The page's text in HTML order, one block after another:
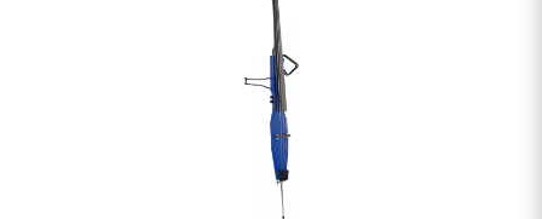
Sintetizadores & samplers